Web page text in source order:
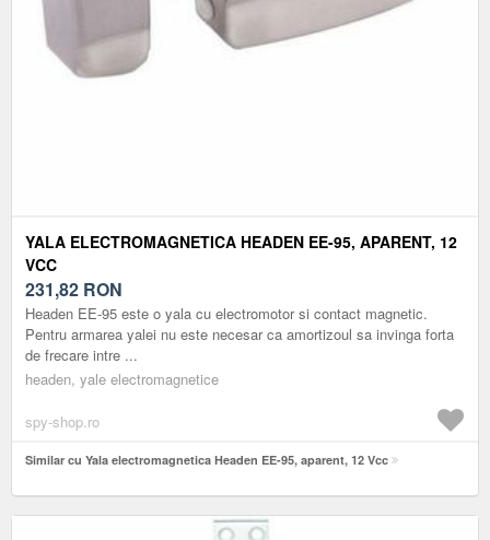
YALA ELECTROMAGNETICA HEADEN EE-95, APARENT, 12
VCC
231,82 RON
Headen EE-95 este o yala cu electromotor si contact magnetic.
Pentru armarea yalei nu este necesar ca amortizoul sa invinga forta
de frecare intre ...
headen, yale electromagnetice
spy-shop.ro
Similar cu Yala electromagnetica Headen EE-95, aparent, 12 Vcc